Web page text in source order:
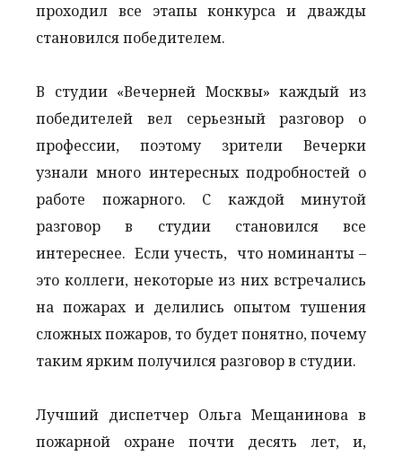
проходил все этапы конкурса и дважды
становился победителем.
В студии «Вечерней Москвы» каждый из
победителей вел серьезный разговор о
профессии, поэтому зрители Вечерки
узнали много интересных подробностей о
работе пожарного. С каждой минутой
разговор в студии становился все
интереснее. Если учесть, что номинанты –
это коллеги, некоторые из них встречались
на пожарах и делились опытом тушения
сложных пожаров, то будет понятно, почему
таким ярким получился разговор в студии.
Лучший диспетчер Ольга Мещанинова в
пожарной охране почти десять лет, и,